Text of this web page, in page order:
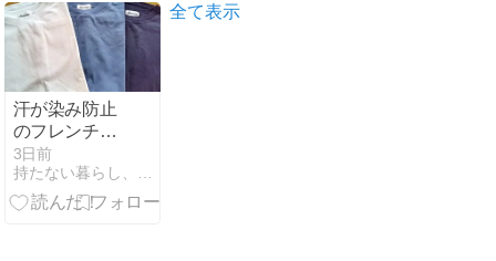
汗が染み防止
のフレンチス
リーブＴシャ
ツを買ってみ
ました（30％
3日前
持たない暮らし、使い切る暮らし。
全て表示